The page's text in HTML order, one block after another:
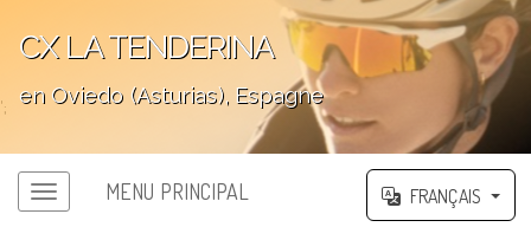
CX LA TENDERINA
en Oviedo (Asturias), Espagne
';
MENU PRINCIPAL FRANÇAIS